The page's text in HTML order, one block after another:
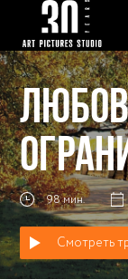
98 мин.
Смотреть